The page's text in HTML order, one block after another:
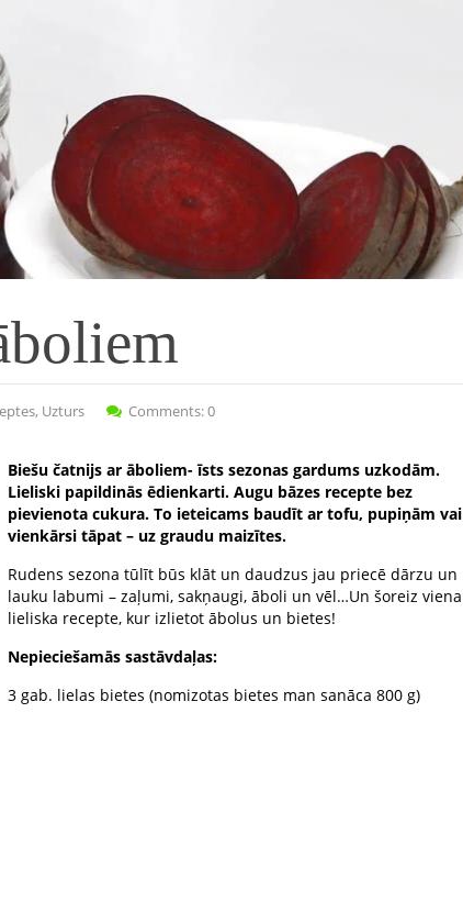
, Uzturs Comments: 0
Biešu čatnijs ar āboliem- īsts sezonas gardums uzkodām.
Lieliski papildinās ēdienkarti. Augu bāzes recepte bez
pievienota cukura. To ieteicams baudīt ar tofu, pupiņām vai
vienkārsi tāpat – uz graudu maizītes.
Rudens sezona tūlīt būs klāt un daudzus jau priecē dārzu un
lauku labumi – zaļumi, sakņaugi, āboli un vēl…Un šoreiz viena
lieliska recepte, kur izlietot ābolus un bietes!
Nepieciešamās sastāvdaļas:
3 gab. lielas bietes (nomizotas bietes man sanāca 800 g)